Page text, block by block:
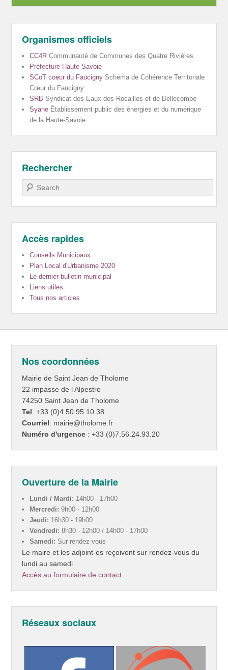
Organismes officiels
CC4R Communauté de Communes des Quatre Rivières
Préfecture Haute-Savoie
SCoT coeur du Faucigny Schéma de Cohérence Territoriale
Cœur du Faucigny
SRB Syndicat des Eaux des Rocailles et de Bellecombe
Syane Établissement public des énergies et du numérique
de la Haute-Savoie
Rechercher
Recherche
Accès rapides
Conseils Municipaux
Plan Local d'Urbanisme 2020
Le dernier bulletin municipal
Liens utiles
Tous nos articles
Nos coordonnées
Mairie de Saint Jean de Tholome
22 impasse de l Alpestre
74250 Saint Jean de Tholome
Tel: +33 (0)4.50.95.10.38
Courriel: mairie@tholome.fr
Numéro d'urgence : +33 (0)7.56.24.93.20
Ouverture de la Mairie
Lundi / Mardi: 14h00 - 17h00
Mercredi: 9h00 - 12h00
Jeudi: 16h30 - 19h00
Vendredi: 8h30 - 12h00 / 14h00 - 17h00
Samedi: Sur rendez-vous
Le maire et les adjoint-es reçoivent sur rendez-vous du
lundi au samedi
Accès au formulaire de contact
Réseaux sociaux